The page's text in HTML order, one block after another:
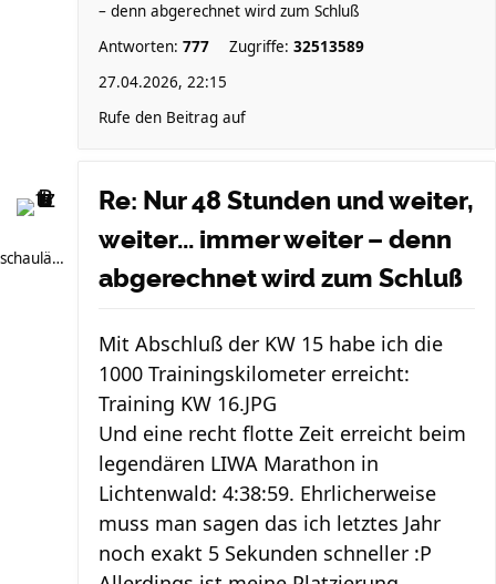
– denn abgerechnet wird zum Schluß
Antworten: 777 Zugriffe: 32513589
27.04.2026, 22:15
Rufe den Beitrag auf
schauläufer
Re: Nur 48 Stunden und weiter,
weiter... immer weiter – denn
abgerechnet wird zum Schluß
Mit Abschluß der KW 15 habe ich die
1000 Trainingskilometer erreicht:
Training KW 16.JPG
Und eine recht flotte Zeit erreicht beim
legendären LIWA Marathon in
Lichtenwald: 4:38:59. Ehrlicherweise
muss man sagen das ich letztes Jahr
noch exakt 5 Sekunden schneller :P